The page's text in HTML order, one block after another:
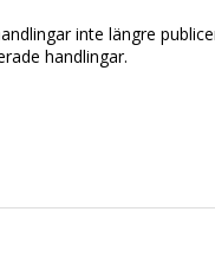
inte längre
handlingar.